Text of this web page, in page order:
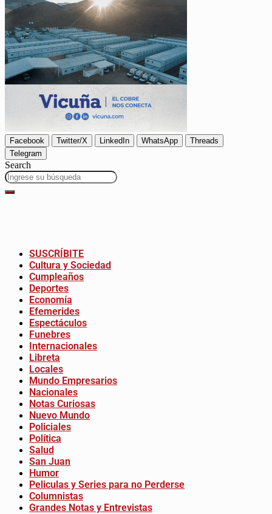
Facebook Twitter/X LinkedIn WhatsApp
Threads
Telegram
Search
SUSCRÍBITE
Cultura y Sociedad
Cumpleaños
Deportes
Economía
Efemerides
Espectáculos
Funebres
Internacionales
Libreta
Locales
Mundo Empresarios
Nacionales
Notas Curiosas
Nuevo Mundo
Policiales
Política
Salud
San Juan
Humor
Peliculas y Series para no Perderse
Columnistas
Grandes Notas y Entrevistas